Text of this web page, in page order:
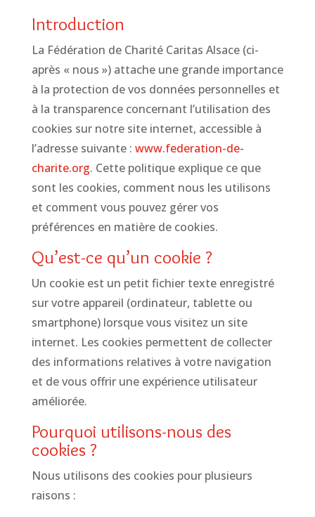
Introduction
La Fédération de Charité Caritas Alsace (ci-
après « nous ») attache une grande importance
à la protection de vos données personnelles et
à la transparence concernant l’utilisation des
cookies sur notre site internet, accessible à
l’adresse suivante : www.federation-de-
charite.org. Cette politique explique ce que
sont les cookies, comment nous les utilisons
et comment vous pouvez gérer vos
préférences en matière de cookies.
Qu’est-ce qu’un cookie ?
Un cookie est un petit fichier texte enregistré
sur votre appareil (ordinateur, tablette ou
smartphone) lorsque vous visitez un site
internet. Les cookies permettent de collecter
des informations relatives à votre navigation
et de vous offrir une expérience utilisateur
améliorée.
Pourquoi utilisons-nous des
cookies ?
Nous utilisons des cookies pour plusieurs
raisons :